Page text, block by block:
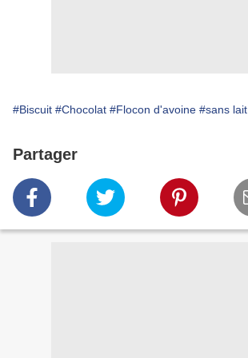
#Biscuit #Chocolat #Flocon d'avoine #sans lait
Partager